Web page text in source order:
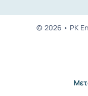
© 2026 • PK